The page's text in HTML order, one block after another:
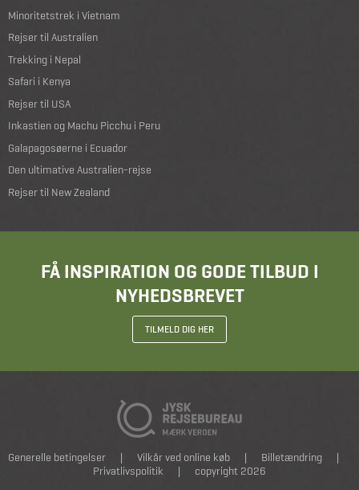
Minoritetstrek i Vietnam
Rejser til Australien
Trekking i Nepal
Safari i Kenya
Rejser til USA
Inkastien og Machu Picchu i Peru
Galapagosøerne i Ecuador
Den ultimative Australien-rejse
Rejser til New Zealand
FÅ INSPIRATION OG GODE TILBUD I
NYHEDSBREVET
TILMELD DIG HER
Generelle betingelser | Vilkår ved online køb | Billetændring
|
Privatlivspolitik
| copyright 2026